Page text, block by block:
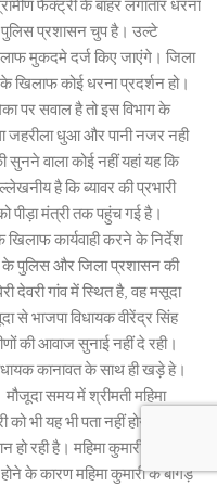
फैक्ट्री के बाहर लगातार धरना
पुलिस प्रशासन चुप है। उल्टे
मुकदमे दर्ज किए जाएंगे। जिला
खिलाफ कोई धरना प्रदर्शन हो।
पर सवाल है तो इस विभाग के
जहरीला धुआ और पानी नजर नही
सुनने वाला कोई नहीं यहां यह कि
है कि ब्यावर की प्रभारी
पीड़ा मंत्री तक पहुंच गई है।
कार्यवाही करने के निर्देश
के पुलिस और जिला प्रशासन की
देवरी गांव में स्थित है, वह मसूदा
से भाजपा विधायक वीरेंद्र सिंह
की आवाज सुनाई नहीं दे रही।
कानावत के साथ ही खड़े हे।
समय में श्रीमती महिमा
भी यह भी पता नहीं होगा कि श्री
रही है। महिमा कुमारी मेवाड़
के कारण महिमा कुमारी के बांगड़